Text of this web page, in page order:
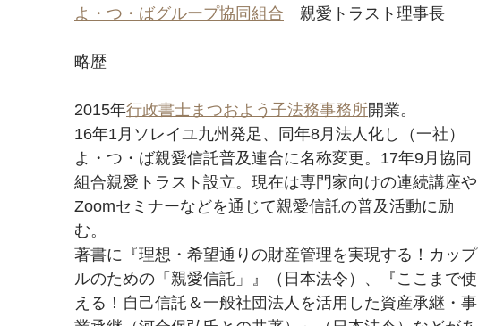
よ・つ・ばグループ協同組合 親愛トラスト理事長
略歴
2015年行政書士まつおよう子法務事務所開業。
16年1月ソレイユ九州発足、同年8月法人化し（一社）
よ・つ・ば親愛信託普及連合に名称変更。17年9月協同
組合親愛トラスト設立。現在は専門家向けの連続講座や
Zoomセミナーなどを通じて親愛信託の普及活動に励
む。
著書に『理想・希望通りの財産管理を実現する！カップ
ルのための「親愛信託」』（日本法令）、『ここまで使
える！自己信託＆一般社団法人を活用した資産承継・事